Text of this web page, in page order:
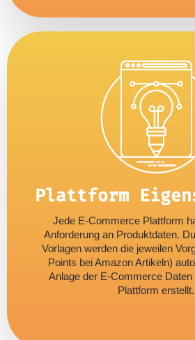
Plattform
Jede E-Commerce Plattform
Anforderung an Produktdaten.
Vorlagen werden die jeweilen
Points bei Amazon Artikeln)
Anlage der E-Commerce Daten
Plattform erstellt.